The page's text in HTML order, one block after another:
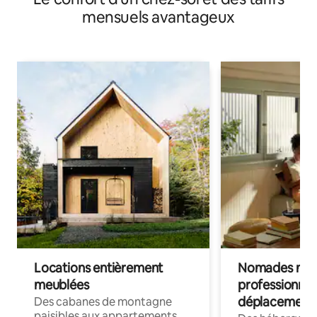
mensuels avantageux
Locations entièrement
meublées
Des cabanes de montagne
Nomades
déplacement